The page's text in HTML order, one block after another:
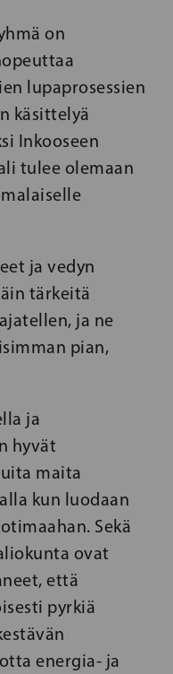
on
lupaprosessien
käsittelyä
Inkooseen
tulee olemaan
ja vedyn
tärkeitä
ja ne
pian,
ja
hyvät
maita
kun luodaan
Sekä
ovat
että
pyrkiä
energia- ja